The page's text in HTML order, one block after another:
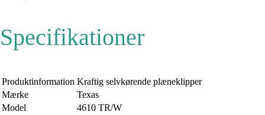
Specifikationer
Produktinformation Kraftig selvkørende plæneklipper
Mærke
Texas
Model
4610 TR/W